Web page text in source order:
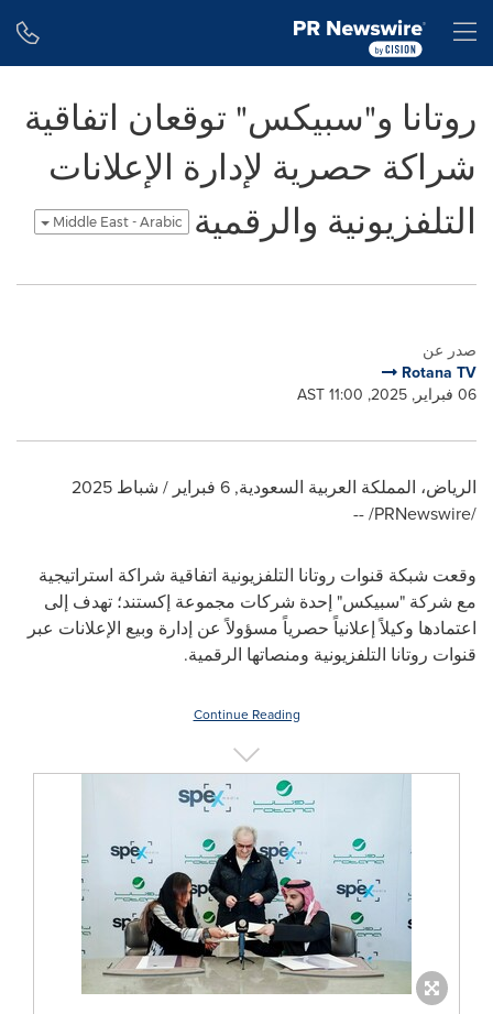
روتانا و"سبيكس" توقعان اتفاقية
شراكة حصرية لإدارة الإعلانات
التلفزيونية والرقمية
Middle East - Arabic
صدر عن
Rotana TV
06 فبراير, 2025, 11:00 AST
الرياض، المملكة العربية السعودية, 6 فبراير / شباط 2025
/PRNewswire/ --
وقعت شبكة قنوات روتانا التلفزيونية اتفاقية شراكة استراتيجية
مع شركة "سبيكس" إحدة شركات مجموعة إكستند؛ تهدف إلى
اعتمادها وكيلاً إعلانياً حصرياً مسؤولاً عن إدارة وبيع الإعلانات عبر
قنوات روتانا التلفزيونية ومنصاتها الرقمية.
Continue Reading